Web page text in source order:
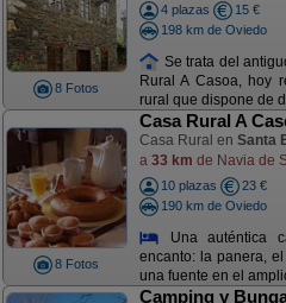
8 Fotos
4 plazas
15 €
198 km de Oviedo
Se trata del
Rural A Casoa, hoy
rural que dispone de
8 Fotos
Casa Rural A
Casa Rural en Santa
a 33 km de Navia de
10 plazas
23 €
190 km de Oviedo
Una auténtica
encanto: la panera,
una fuente en el
Camping y